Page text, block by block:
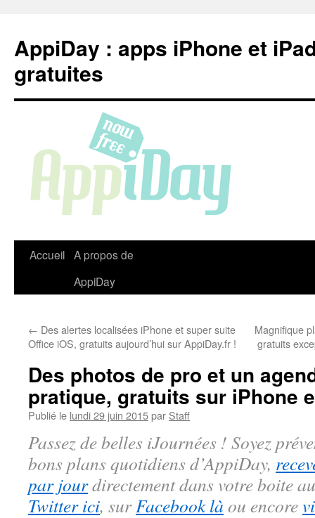
contenu
AppiDay : apps iPhone et
gratuites
Accueil A propos de
AppiDay
← Des alertes localisées iPhone et super suite
Office iOS, gratuits aujourd’hui sur AppiDay.fr !
Magnifique
gratuits
Des photos de pro et un
pratique, gratuits sur iPhone
Publié le lundi 29 juin 2015par Staff
Passez de belles iJournées ! Soyez
bons plans quotidiens d’AppiDay,
par jourdirectement dans votre boite
Twitter ici, surFacebook là ou encore